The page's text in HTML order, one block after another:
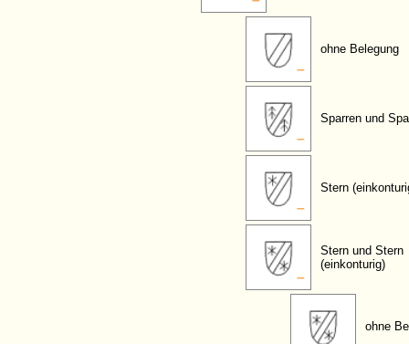
ohne Belegung
Sparren und
Stern
Stern und Stern
(einkonturig)
ohne